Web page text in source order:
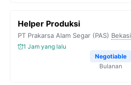
Helper Produksi
PT Prakarsa Alam Segar (PAS) Bekasi
1 Jam yang lalu
Negotiable
Bulanan